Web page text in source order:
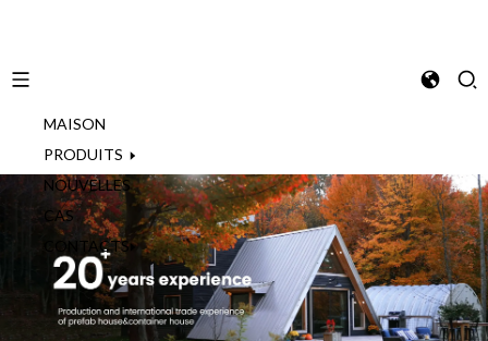
MAISON
PRODUITS
NOUVELLES
CAS
CONTACTS